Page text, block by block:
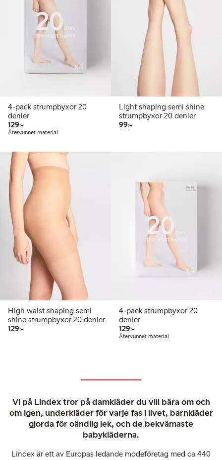
4-pack strumpbyxor 20
denier
129:-129,00 kr
Återvunnet material
Light shaping semi shine
strumpbyxor 20 denier
99:-99,00 kr
High waist shaping semi
shine strumpbyxor 20 denier
129:-129,00 kr
4-pack strumpbyxor 20
denier
129:-129,00 kr
Återvunnet material
Vi på Lindex tror på damkläder du vill bära om och
om igen, underkläder för varje fas i livet, barnkläder
gjorda för oändlig lek, och de bekvämaste
babykläderna.
Lindex är ett av Europas ledande modeföretag med ca 440